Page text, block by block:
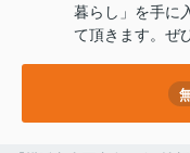
暮らし」を手に
て頂きます。ぜ